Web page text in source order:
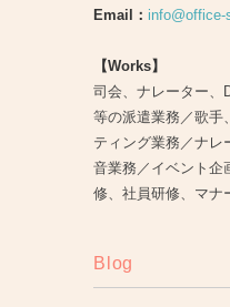
Email：
【Works】
司会、ナレーター、
等の派遣業務／歌手
ティング業務／ナレ
音業務／イベント企
修、社員研修、マ
Blog